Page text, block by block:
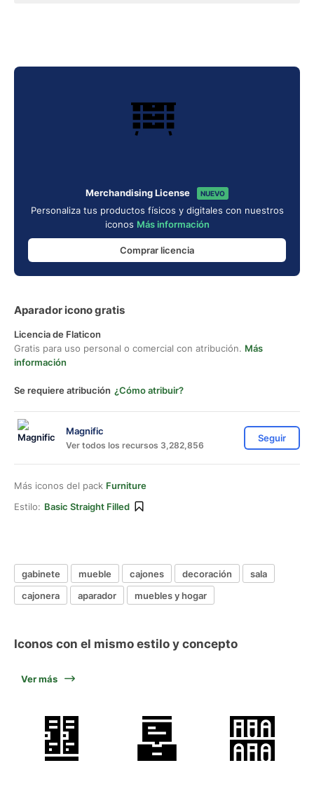
Merchandising License NUEVO
Personaliza tus productos físicos y digitales con nuestros
iconos Más información
Comprar licencia
Aparador icono gratis
Licencia de Flaticon
Gratis para uso personal o comercial con atribución. Más
información
Se requiere atribución ¿Cómo atribuir?
Magnific
Ver todos los recursos 3,282,856
Seguir
Más iconos del pack Furniture
Estilo: Basic Straight Filled
gabinete mueble cajones decoración
sala
cajonera
aparador muebles y hogar
Iconos con el mismo estilo y concepto
Ver más